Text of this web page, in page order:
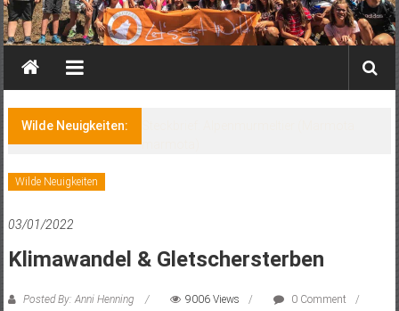
Wilde Neuigkeiten:
marmota)
Wilde Neuigkeiten
03/01/2022
Klimawandel & Gletschersterben
Posted By: Anni Henning 9006 Views
0 Comment